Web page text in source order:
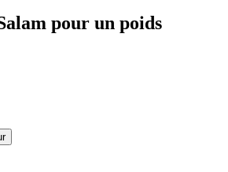
pour un poids